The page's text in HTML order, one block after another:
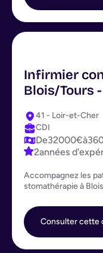
Infirmier
Blois/Tours
41 - Loir-et-Cher
CDI
De32000€à
2années
Accompagnez les
stomathérapie à
Consulter cette